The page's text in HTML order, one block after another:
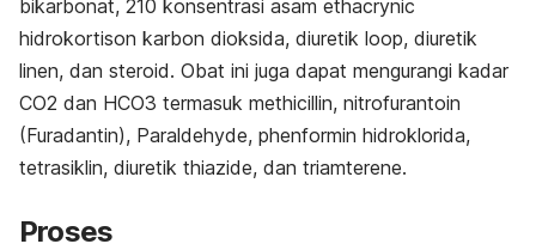
bikarbonat, 210 konsentrasi asam ethacrynic
hidrokortison karbon dioksida, diuretik loop, diuretik
linen, dan steroid. Obat ini juga dapat mengurangi kadar
CO2 dan HCO3 termasuk methicillin, nitrofurantoin
(Furadantin), Paraldehyde, phenformin hidroklorida,
tetrasiklin, diuretik thiazide, dan triamterene.
Proses